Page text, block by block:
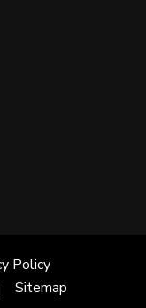
Policy
Sitemap